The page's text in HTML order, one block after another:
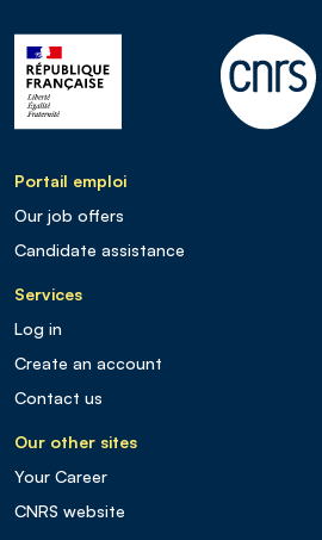
Portail emploi
Our job offers
Candidate assistance
Services
Log in
Create an account
Contact us
Our other sites
Your Career
CNRS website